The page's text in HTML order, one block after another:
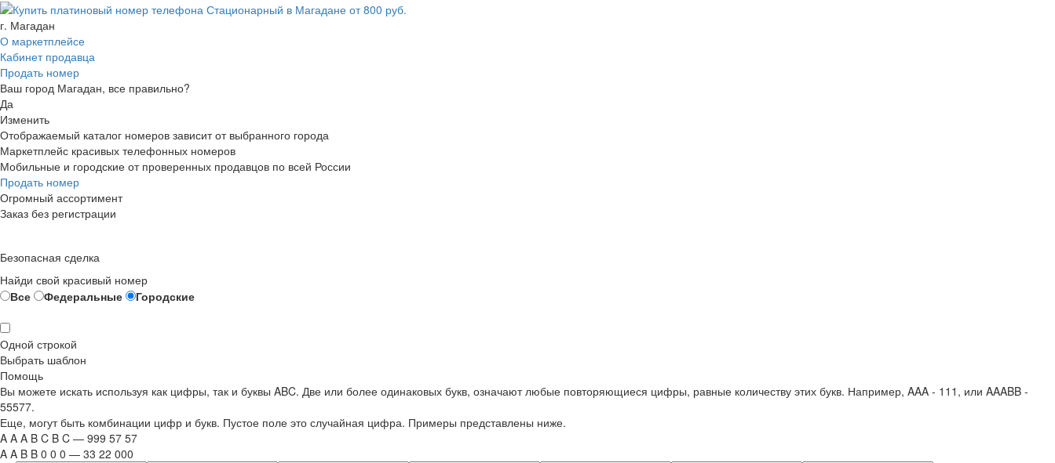
г. Магадан
О маркетплейсе
Кабинет продавца
Продать номер
Ваш город Магадан, все правильно?
Да
Изменить
Отображаемый каталог номеров зависит от выбранного города
Маркетплейс красивых телефонных номеров
Мобильные и городские от проверенных продавцов по всей России
Продать номер
Огромный ассортимент
Заказ без регистрации
Безопасная сделка
Найди свой красивый номер
Все
Федеральные Городские
Одной строкой
Выбрать шаблон
Помощь
Вы можете искать используя как цифры, так и буквы ABC. Две или более одинаковых букв, означают любые повторяющиеся цифры, равные количеству этих букв. Например, AAA - 111 , или AAABB -
55577.
Еще, могут быть комбинации цифр и букв. Пустое поле это случайная цифра. Примеры представлены ниже.
A A A B C B C — 999 57 57
A A B B 0 0 0 — 33 22 000